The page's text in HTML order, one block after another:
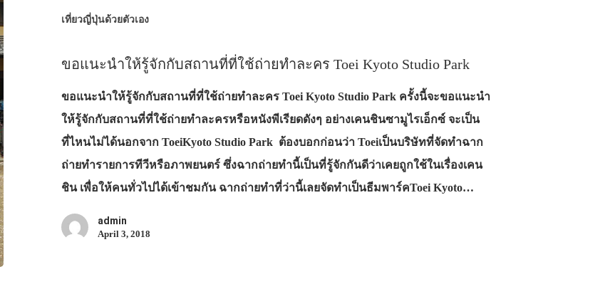
เที่ยวญี่ปุ่นด้วยตัวเอง
ขอแนะนำให้รู้จักกับสถานที่ที่ใช้ถ่ายทำละคร Toei Kyoto Studio Park
ขอแนะนำให้รู้จักกับสถานที่ที่ใช้ถ่ายทำละคร Toei Kyoto Studio Park ครั้งนี้จะขอแนะนำ
ให้รู้จักกับสถานที่ที่ใช้ถ่ายทำละครหรือหนังพีเรียดดังๆ อย่างเคนชินซามูไรเอ็กซ์ จะเป็น
ที่ไหนไม่ได้นอกจาก ToeiKyoto Studio Park ต้องบอกก่อนว่า Toeiเป็นบริษัทที่จัดทำฉาก
ถ่ายทำรายการทีวีหรือภาพยนตร์ ซึ่งฉากถ่ายทำนี้เป็นที่รู้จักกันดีว่าเคยถูกใช้ในเรื่องเคน
ชิน เพื่อให้คนทั่วไปได้เข้าชมกัน ฉากถ่ายทำที่ว่านี้เลยจัดทำเป็นธีมพาร์คToei Kyoto…
admin
April 3, 2018